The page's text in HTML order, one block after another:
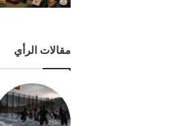
مقالات الرأي